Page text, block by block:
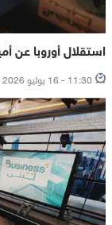
استقلال أوروبا
11:30 - 16 يوليو 2026